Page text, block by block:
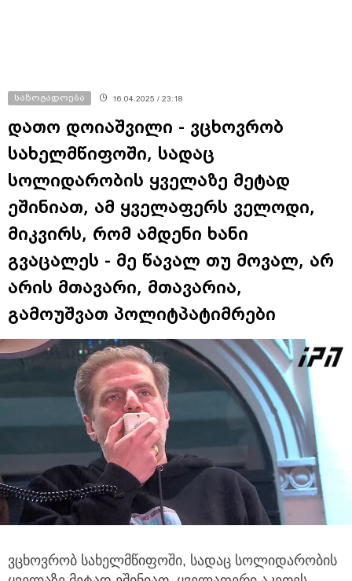
საზოგადოება 16.04.2025 / 23:18
დათო დოიაშვილი - ვცხოვრობ
სახელმწიფოში, სადაც
სოლიდარობის ყველაზე მეტად
ეშინიათ, ამ ყველაფერს ველოდი,
მიკვირს, რომ ამდენი ხანი
გვაცალეს - მე წავალ თუ მოვალ, არ
არის მთავარი, მთავარია,
გამოუშვათ პოლიტპატიმრები
ვცხოვრობ სახელმწიფოში, სადაც სოლიდარობის